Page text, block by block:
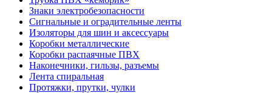
Знаки электробезопасности
Сигнальные и оградительные ленты
Изоляторы для шин и аксессуары
Коробки металлические
Коробки распаячные ПВХ
Наконечники, гильзы, разъемы
Лента спиральная
Протяжки, прутки, чулки